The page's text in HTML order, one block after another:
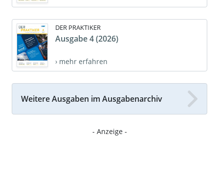
DER PRAKTIKER
Ausgabe 4 (2026)
› mehr erfahren
Weitere Ausgaben im Ausgabenarchiv
- Anzeige -